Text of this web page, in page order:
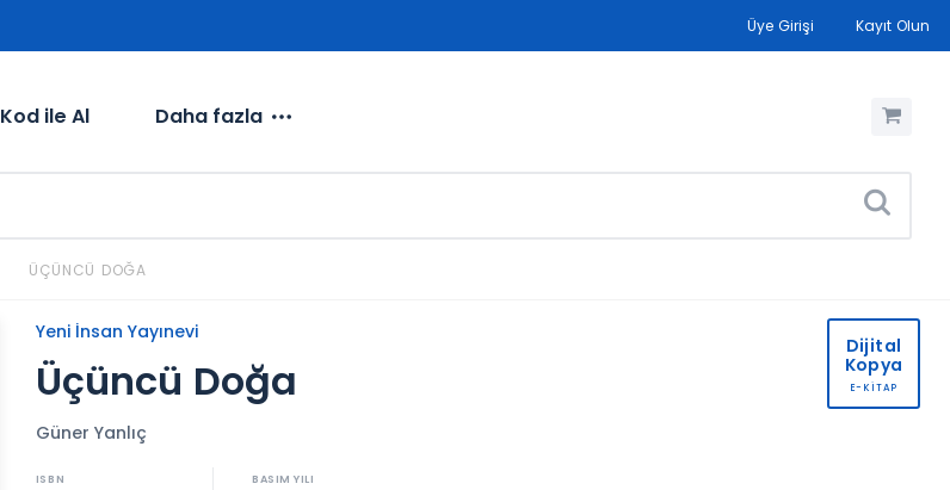
Üye Girişi Kayıt Olun
Kod ile Al Daha fazla
ÜÇÜNCÜ DOĞA
Yeni İnsan Yayınevi
Üçüncü Doğa
Güner Yanlıç
Dijital
Kopya
E-KİTAP